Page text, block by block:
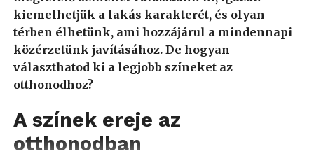
kiemelhetjük a lakás karakterét, és olyan
térben élhetünk, ami hozzájárul a mindennapi
közérzetünk javításához. De hogyan
választhatod ki a legjobb színeket az
otthonodhoz?
A színek ereje az
otthonodban